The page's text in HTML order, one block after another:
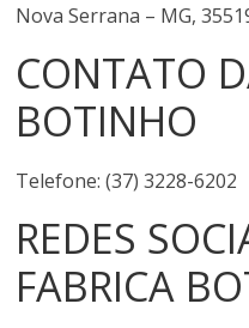
Nova Serrana – MG,
CONTATO
BOTINHO
Telefone: (37) 3228-6202
REDES
FABRICA